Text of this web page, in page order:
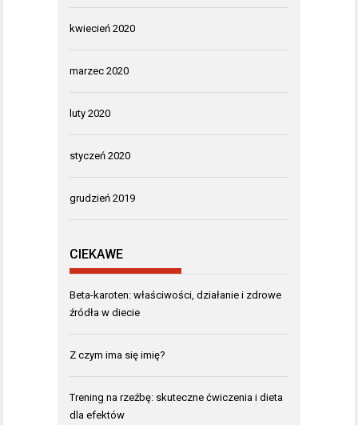
kwiecień 2020
marzec 2020
luty 2020
styczeń 2020
grudzień 2019
CIEKAWE
Beta-karoten: właściwości, działanie i zdrowe
źródła w diecie
Z czym ima się imię?
Trening na rzeźbę: skuteczne ćwiczenia i dieta
dla efektów